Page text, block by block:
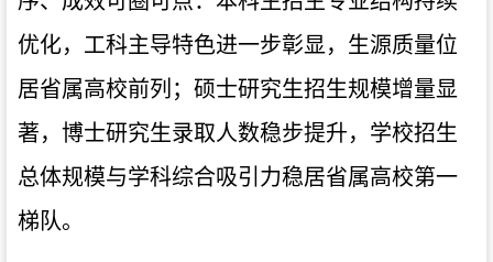
优化，工科主导特色进一步彰显，生源质量位
居省属高校前列；硕士研究生招生规模增量显
著，博士研究生录取人数稳步提升，学校招生
总体规模与学科综合吸引力稳居省属高校第一
梯队。